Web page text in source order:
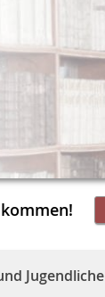
Jugendliche